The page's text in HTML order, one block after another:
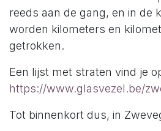
reeds aan de gang, en in de
worden kilometers en
getrokken.
Een lijst met straten vind je
https://www.glasvezel.be/
Tot binnenkort dus, in